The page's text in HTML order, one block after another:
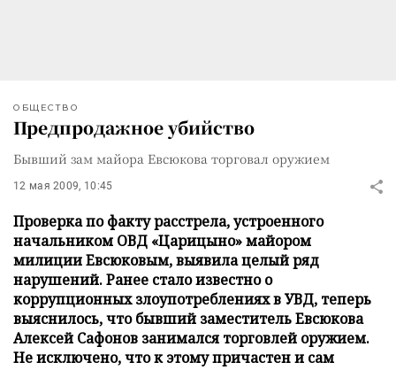
ОБЩЕСТВО
Предпродажное убийство
Бывший зам майора Евсюкова торговал оружием
12 мая 2009, 10:45
Проверка по факту расстрела, устроенного
начальником ОВД «Царицыно» майором
милиции Евсюковым, выявила целый ряд
нарушений. Ранее стало известно о
коррупционных злоупотреблениях в УВД, теперь
выяснилось, что бывший заместитель Евсюкова
Алексей Сафонов занимался торговлей оружием.
Не исключено, что к этому причастен и сам